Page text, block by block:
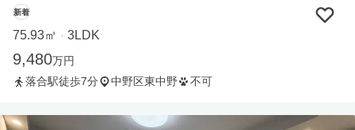
新着
75.93㎡ ・ 3LDK
9,480万円
落合駅徒歩7分
中野区東中野 不可